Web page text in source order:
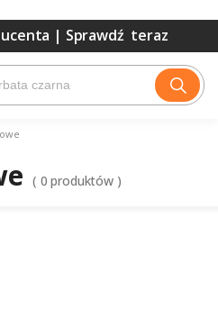
| Sprawdź teraz
( 0 produktów )